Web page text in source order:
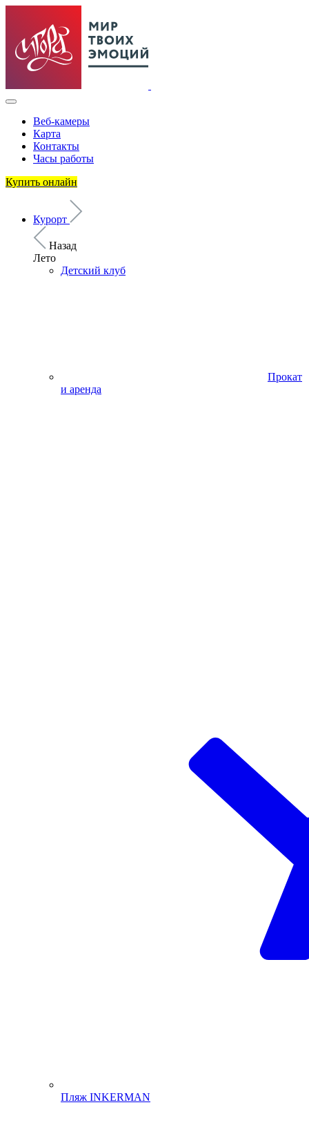
Веб-камеры
Карта
Контакты
Часы работы
Купить онлайн
Курорт
Назад
Лето
Детский клуб
Прокат
и аренда
Пляж INKERMAN